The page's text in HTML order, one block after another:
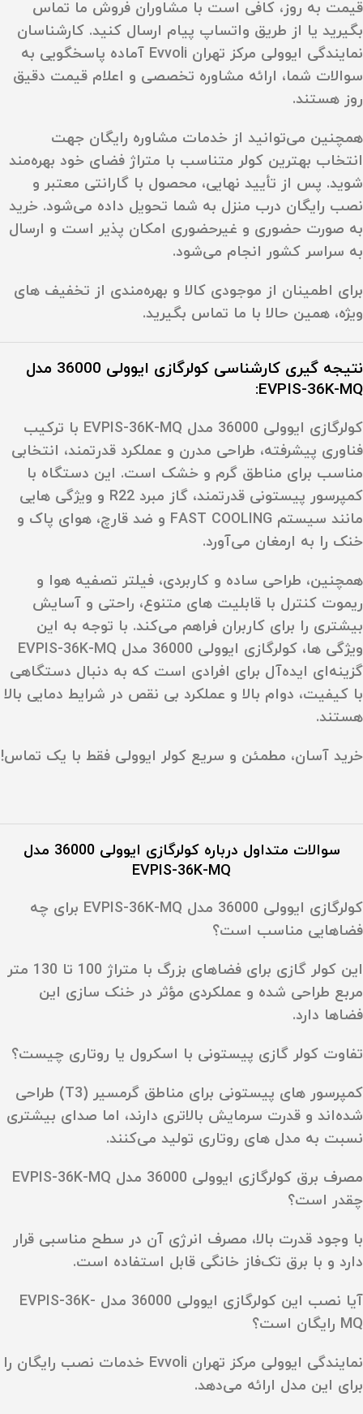
قیمت به‌ روز، کافی است با مشاوران فروش ما تماس
بگیرید یا از طریق واتساپ پیام ارسال کنید. کارشناسان
نمایندگی ایوولی مرکز تهران Evvoli آماده پاسخگویی به
سوالات شما، ارائه مشاوره تخصصی و اعلام قیمت دقیق
روز هستند.
همچنین می‌توانید از خدمات مشاوره رایگان جهت
انتخاب بهترین کولر متناسب با متراژ فضای خود بهره‌مند
شوید. پس از تأیید نهایی، محصول با گارانتی معتبر و
نصب رایگان درب منزل به شما تحویل داده می‌شود. خرید
به‌ صورت حضوری و غیرحضوری امکان‌ پذیر است و ارسال
به سراسر کشور انجام می‌شود.
برای اطمینان از موجودی کالا و بهره‌مندی از تخفیف‌ های
ویژه، همین حالا با ما تماس بگیرید.
نتیجه‌ گیری کارشناسی کولرگازی ایوولی 36000 مدل
EVPIS-36K-MQ:
کولرگازی ایوولی 36000 مدل EVPIS-36K-MQ با ترکیب
فناوری پیشرفته، طراحی مدرن و عملکرد قدرتمند، انتخابی
مناسب برای مناطق گرم و خشک است. این دستگاه با
کمپرسور پیستونی قدرتمند، گاز مبرد R22 و ویژگی‌ هایی
مانند سیستم FAST COOLING و ضد قارچ، هوای پاک و
خنک را به ارمغان می‌آورد.
همچنین، طراحی ساده و کاربردی، فیلتر تصفیه هوا و
ریموت کنترل با قابلیت‌ های متنوع، راحتی و آسایش
بیشتری را برای کاربران فراهم می‌کند. با توجه به این
ویژگی‌ ها، کولرگازی ایوولی 36000 مدل EVPIS-36K-MQ
گزینه‌ای ایده‌آل برای افرادی است که به دنبال دستگاهی
با کیفیت، دوام بالا و عملکرد بی‌ نقص در شرایط دمایی بالا
هستند.
خرید آسان، مطمئن و سریع کولر ایوولی فقط با یک تماس!
سوالات متداول درباره کولرگازی ایوولی 36000 مدل
EVPIS-36K-MQ
کولرگازی ایوولی 36000 مدل EVPIS-36K-MQ برای چه
فضاهایی مناسب است؟
این کولر گازی برای فضاهای بزرگ با متراژ 100 تا 130 متر
مربع طراحی شده و عملکردی مؤثر در خنک‌ سازی این
فضاها دارد.
تفاوت کولر گازی پیستونی با اسکرول یا روتاری چیست؟
کمپرسور های پیستونی برای مناطق گرمسیر (T3) طراحی
شده‌اند و قدرت سرمایش بالاتری دارند، اما صدای بیشتری
نسبت به مدل‌ های روتاری تولید می‌کنند.
مصرف برق کولرگازی ایوولی 36000 مدل EVPIS-36K-MQ
چقدر است؟
با وجود قدرت بالا، مصرف انرژی آن در سطح مناسبی قرار
دارد و با برق تک‌فاز خانگی قابل استفاده است.
آیا نصب این کولرگازی ایوولی 36000 مدل EVPIS-36K-
MQ رایگان است؟
نمایندگی ایوولی مرکز تهران Evvoli خدمات نصب رایگان را
برای این مدل ارائه می‌دهد.